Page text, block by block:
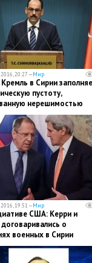
20:27 —Мир
в Сирии
пустоту,
нерешимостью
19:51 —Мир
США: Керри и
о
военных в Сирии